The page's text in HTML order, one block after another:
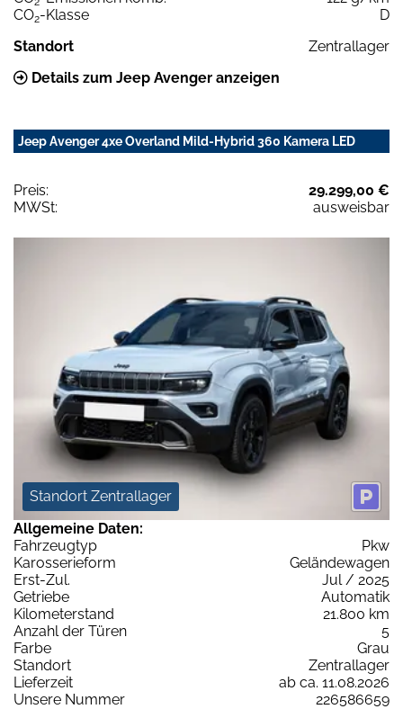
CO2-Klasse
D
Standort
Zentrallager
Details zum Jeep Avenger anzeigen
Jeep Avenger 4xe Overland Mild-Hybrid 360 Kamera LED
Preis:
29.299,00 €
MWSt:
ausweisbar
Standort Zentrallager
Allgemeine Daten:
Fahrzeugtyp
Pkw
Karosserieform
Geländewagen
Erst-Zul.
Jul / 2025
Getriebe
Automatik
Kilometerstand
21.800 km
Anzahl der Türen
5
Farbe
Grau
Standort
Zentrallager
Lieferzeit
ab ca. 11.08.2026
Unsere Nummer
226586659